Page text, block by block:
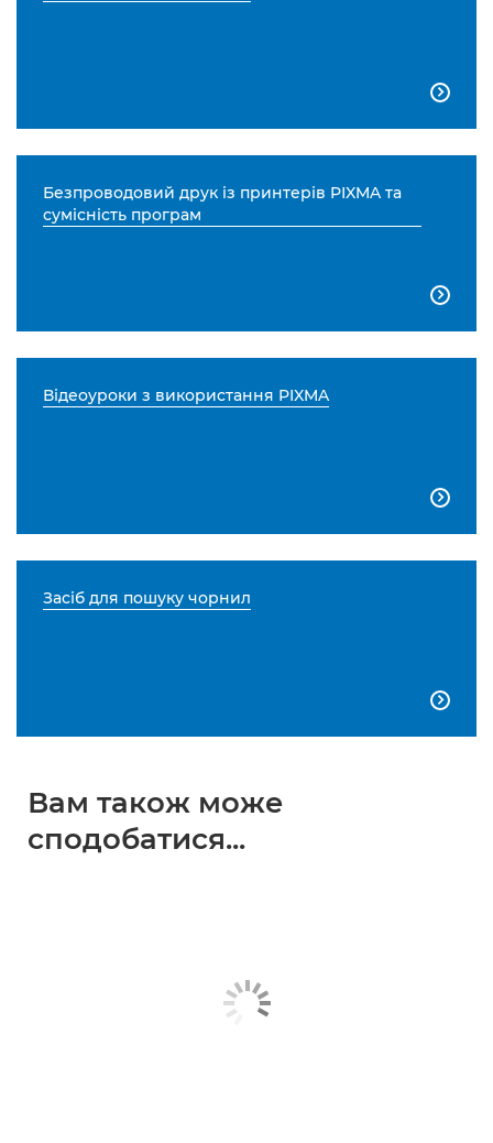

Безпроводовий друк із принтерів PIXMA та
сумісність програм

Відеоуроки з використання PIXMA

Засіб для пошуку чорнил

Вам також може
сподобатися...